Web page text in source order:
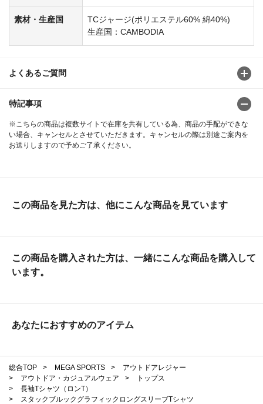
素材・生産国
TCジャージ(ポリエステル60% 綿40%)
生産国：CAMBODIA
よくあるご質問
特記事項
※こちらの商品は複数サイトで在庫を共有している為、商品の手配ができな
い場合、キャンセルとさせていただきます。キャンセルの際は別途ご案内を
お送りしますので予めご了承ください。
この商品を見た方は、他にこんな商品を見ています
この商品を購入された方は、一緒にこんな商品を購入して
います。
あなたにおすすめのアイテム
総合TOP > MEGA SPORTS >
アウトドアレジャー
>
アウトドア・カジュアルウェア >
トップス
>
長袖Tシャツ（ロンT）
>
スタックブルックグラフィックロングスリーブTシャツ